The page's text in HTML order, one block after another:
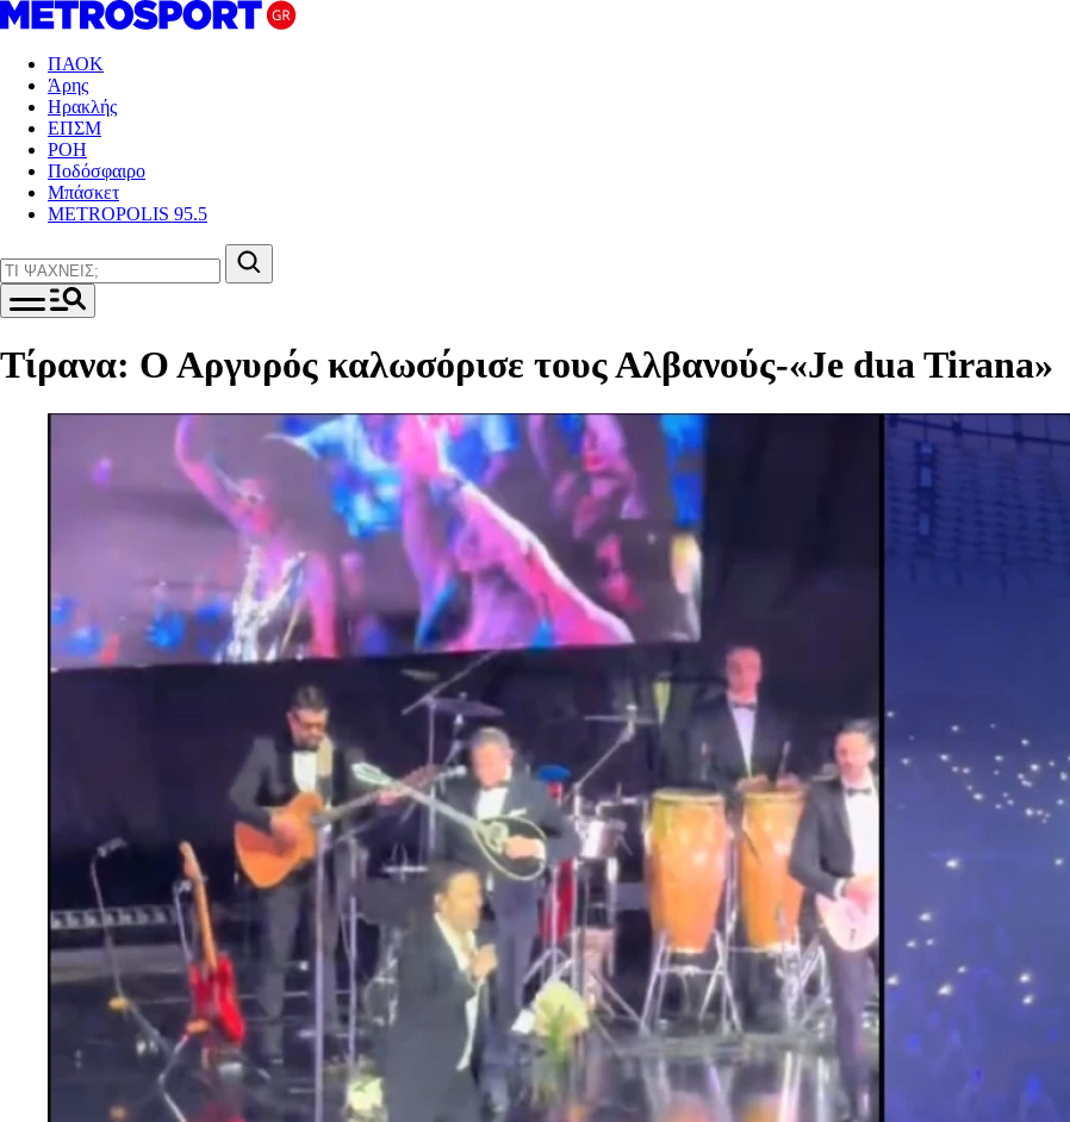
ΠΑΟΚ
Άρης
Ηρακλής
ΕΠΣΜ
ΡΟΗ
Ποδόσφαιρο
Μπάσκετ
METROPOLIS 95.5
Τίρανα: Ο Αργυρός καλωσόρισε τους Αλβανούς-«Je dua Tirana»